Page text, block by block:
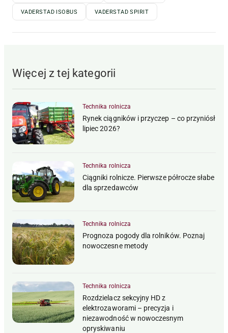
VADERSTAD ISOBUS VADERSTAD SPIRIT
Więcej z tej kategorii
Technika rolnicza
Rynek ciągników i przyczep – co przyniósł
lipiec 2026?
Technika rolnicza
Ciągniki rolnicze. Pierwsze półrocze słabe
dla sprzedawców
Technika rolnicza
Prognoza pogody dla rolników. Poznaj
nowoczesne metody
Technika rolnicza
Rozdzielacz sekcyjny HD z
elektrozaworami – precyzja i
niezawodność w nowoczesnym
opryskiwaniu